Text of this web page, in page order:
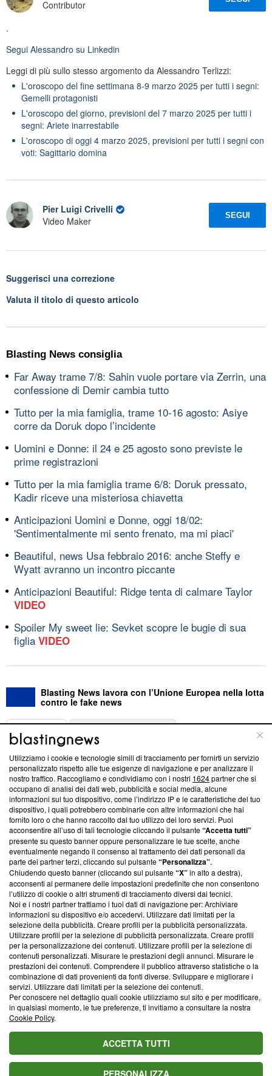
Contributor
.
Segui Alessandro su Linkedin
Leggi di più sullo stesso argomento da Alessandro Terlizzi:
L'oroscopo del fine settimana 8-9 marzo 2025 per tutti i segni:
Gemelli protagonisti
L'oroscopo del giorno, previsioni del 7 marzo 2025 per tutti i
segni: Ariete inarrestabile
L'oroscopo di oggi 4 marzo 2025, previsioni per tutti i segni con
voti: Sagittario domina
Pier Luigi Crivelli
Video Maker
SEGUI
Suggerisci una correzione
Valuta il titolo di questo articolo
Blasting News consiglia
Far Away trame 7/8: Sahin vuole portare via Zerrin, una
confessione di Demir cambia tutto
Tutto per la mia famiglia, trame 10-16 agosto: Asiye
corre da Doruk dopo l’incidente
Uomini e Donne: il 24 e 25 agosto sono previste le
prime registrazioni
Tutto per la mia famiglia trame 6/8: Doruk pressato,
Kadir riceve una misteriosa chiavetta
Anticipazioni Uomini e Donne, oggi 18/02:
'Sentimentalmente mi sento frenato, ma mi piaci'
Beautiful, news Usa febbraio 2016: anche Steffy e
Wyatt avranno un incontro piccante
Anticipazioni Beautiful: Ridge tenta di calmare Taylor
VIDEO
Spoiler My sweet lie: Sevket scopre le bugie di sua
figlia VIDEO
Blasting News lavora con l’Unione Europea nella lotta
contro le fake news
ABOUT
Questa sezione offre informazioni trasparenti su Blasting
News, sui nostri processi editoriali e su come ci impegniamo a
creare news di qualità. Inoltre, afferma la nostra aderenza a
‘Trust Project - News with Integrity’Blasting News non è
ancora membro del programma, ma ha richiesto di farne
parte; Trust Project non ha ancora effettuato una verifica di
conformità agli standard.
Su di noi
Team editoriale
Corporate
Redazione
Informativa Privacy
Cookie Policy
Blasting SA, IDI CHE-247.845.224, Via Carlo Frasca, 3 - 6900
Lugano (Svizzera) Tel:+39 0690258937
© 2026 Blasting News
Utilizziamo i cookie e tecnologie simili di tracciamento per fornirti un servizio
personalizzato rispetto alle tue esigenze di navigazione e per analizzare il
nostro traffico. Raccogliamo e condividiamo con i nostri 1624partner che si
occupano di analisi dei dati web, pubblicità e social media, alcune
informazioni sul tuo dispositivo, come l’indirizzo IP e le caratteristiche del tuo
dispositivo, i quali potrebbero combinarle con altre informazioni che hai
fornito loro o che hanno raccolto dal tuo utilizzo dei loro servizi. Puoi
acconsentire all’uso di tali tecnologie cliccando il pulsante“Accetta tutti”
presente su questo banner oppure personalizzare le tue scelte, anche
eventualmente negando il consenso al trattamento dei dati personali da
parte dei partner terzi, cliccando sul pulsante“Personalizza”.
Chiudendo questo banner (cliccando sul pulsante“X”in alto a destra),
acconsenti al permanere delle impostazioni predefinite che non consentono
l’utilizzo di cookie o altri strumenti di tracciamento diversi dai tecnici.
Noi e i nostri partner trattiamo i tuoi dati di navigazione per: Archiviare
informazioni su dispositivo e/o accedervi. Utilizzare dati limitati per la
selezione della pubblicità. Creare profili per la pubblicità personalizzata.
Utilizzare profili per la selezione di pubblicità personalizzata. Creare profili
per la personalizzazione dei contenuti. Utilizzare profili per la selezione di
contenuti personalizzati. Misurare le prestazioni degli annunci. Misurare le
prestazioni dei contenuti. Comprendere il pubblico attraverso statistiche o la
combinazione di dati provenienti da fonti diverse. Sviluppare e migliorare i
servizi. Utilizzare dati limitati per la selezione dei contenuti.
Per conoscere nel dettaglio quali cookie utilizziamo sul sito e per modificare,
in qualsiasi momento, le tue preferenze, ti invitiamo a consultare la nostra
Cookie Policy.
ACCETTA TUTTI
PERSONALIZZA